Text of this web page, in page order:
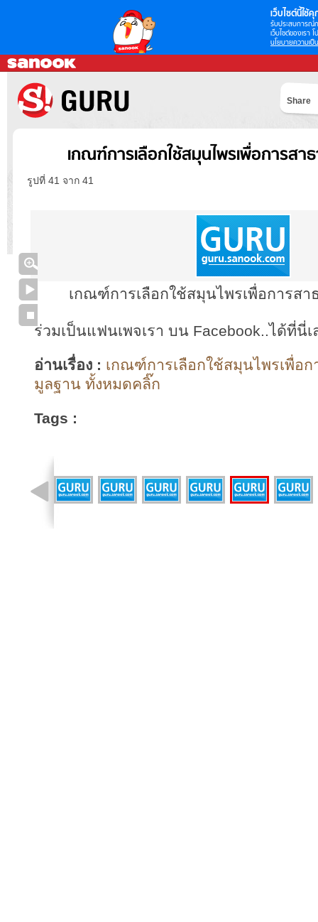
เว็บไซต์นี้ใช้คุ
รับประสบการณ์
เว็บไซต์ของเรา
นโยบายความเป็
Share
เกณฑ์การเลือกใช้สมุนไพรเพื่อการส
รูปที่ 41 จาก 41
เกณฑ์การเลือกใช้สมุนไพรเพื่อการส
ร่วมเป็นแฟนเพจเรา บน Facebook..ได้ที่นี่เ
อ่านเรื่อง : เกณฑ์การเลือกใช้สมุนไพรเพื่อ
มูลฐาน ทั้งหมดคลิ๊ก
Tags :